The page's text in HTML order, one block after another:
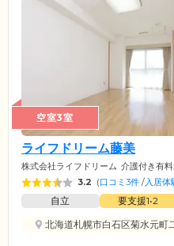
空室3室
ライフドリーム藤美
株式会社ライフドリーム 介護付き有
3.2 (口コミ3件 /入居体
自立 要支援1•2
北海道札幌市白石区菊水元町